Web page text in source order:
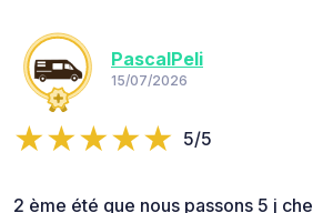
PascalPeli
15/07/2026
5/5
2 ème été que nous passons 5 j